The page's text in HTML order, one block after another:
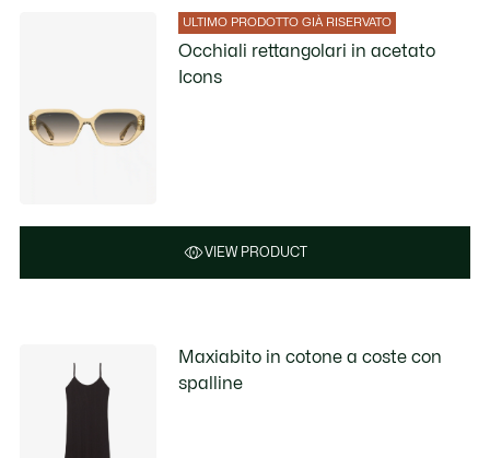
ULTIMO PRODOTTO GIÀ RISERVATO
Occhiali rettangolari in acetato
Icons
VIEW PRODUCT
Maxiabito in cotone a coste con
spalline